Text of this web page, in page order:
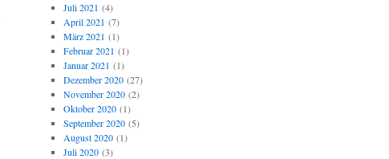
Juli 2021 (4)
April 2021 (7)
März 2021 (1)
Februar 2021 (1)
Januar 2021 (1)
Dezember 2020(27)
November 2020(2)
Oktober 2020(1)
September 2020(5)
August 2020(1)
Juli 2020(3)